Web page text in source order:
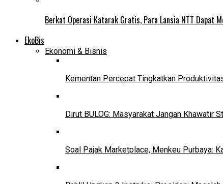
Berkat Operasi Katarak Gratis, Para Lansia NTT Dapat
EkoBis
Ekonomi & Bisnis
Kementan Percepat Tingkatkan
Dirut BULOG: Masyarakat Jangan Khawatir
Soal Pajak Marketplace, Menkeu Purbaya: